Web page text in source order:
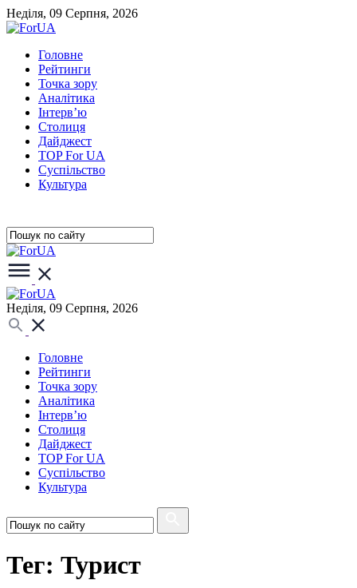
Неділя, 09 Серпня, 2026
Головне
Рейтинги
Точка зору
Аналітика
Інтерв’ю
Столиця
Дайджест
TOP For UA
Суспiльство
Культура
Неділя, 09 Серпня, 2026
Головне
Рейтинги
Точка зору
Аналітика
Інтерв’ю
Столиця
Дайджест
TOP For UA
Суспiльство
Культура
Тег: Турист